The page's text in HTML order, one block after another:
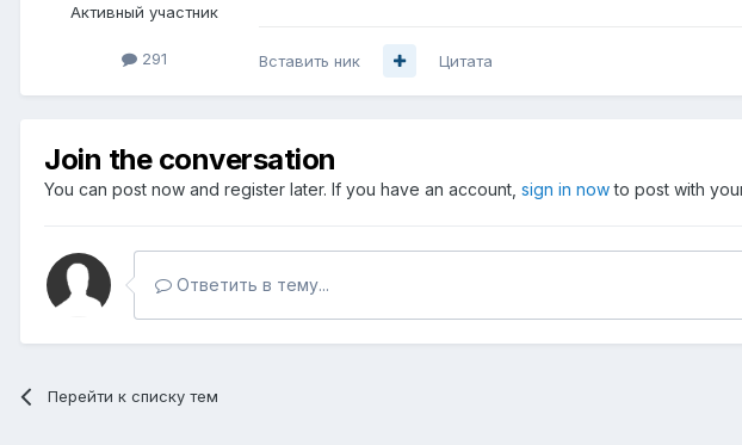
Активный участник
291 Вставить ник Цитата
Join the conversation
You can post now and register later. If you have an account, sign in nowto post with
Ответить в тему...
Перейти к списку тем